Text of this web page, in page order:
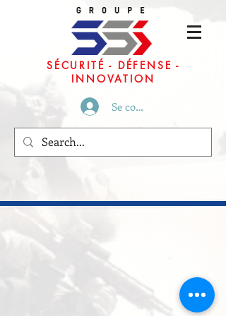
SÉCURITÉ - DÉFENSE -
INNOVATION
Se connecter